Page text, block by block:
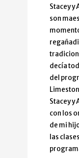
Stacey y
son
decía
del
Stacey y
con los
de mi
las